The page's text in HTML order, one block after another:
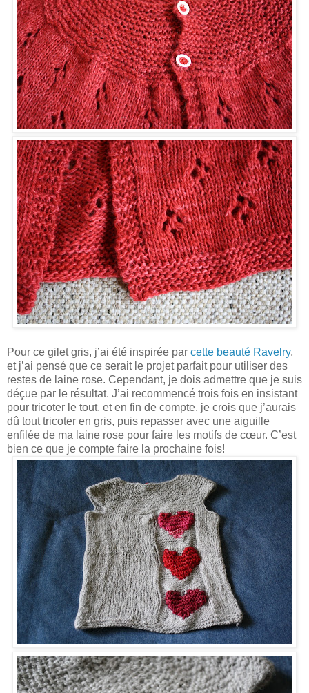
Pour ce gilet gris, j’ai été inspirée par cette beauté Ravelry,
et j’ai pensé que ce serait le projet parfait pour utiliser des
restes de laine rose. Cependant, je dois admettre que je suis
déçue par le résultat. J’ai recommencé trois fois en insistant
pour tricoter le tout, et en fin de compte, je crois que j’aurais
dû tout tricoter en gris, puis repasser avec une aiguille
enfilée de ma laine rose pour faire les motifs de cœur. C’est
bien ce que je compte faire la prochaine fois!